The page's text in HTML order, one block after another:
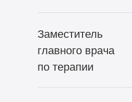
Заместитель
главного врача
по терапии